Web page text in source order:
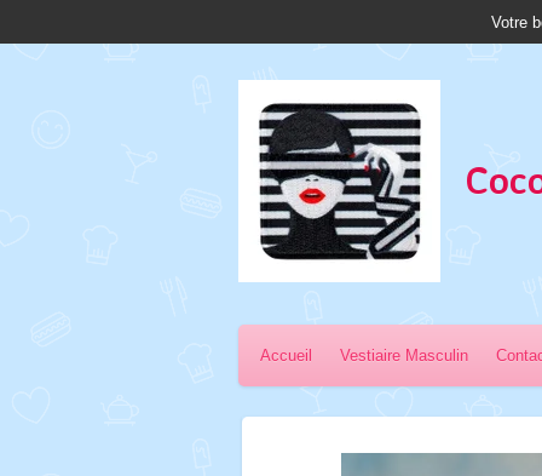
Votre
Accueil Vestiaire Masculin